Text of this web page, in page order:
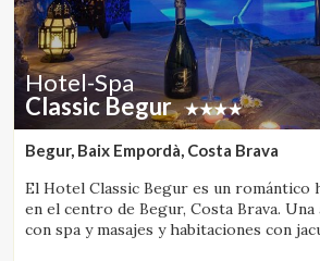
Hotel-Spa
Classic Begur
Begur, Baix Empordà, Costa Brava
El Hotel Classic Begur es un romántico
en el centro de Begur, Costa Brava. Una
con spa y masajes y habitaciones con